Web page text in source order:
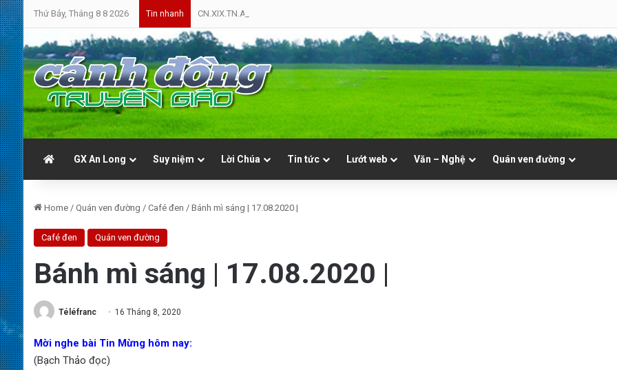
Thứ Bảy, Tháng 8 8 2026 Tin nhanh CN.XIX.TN.A | Cứ Yên Tâm | NVT
GX An Long Suy niệm Lời Chúa Tin tức Lướt web Văn – Nghệ Quán ven đường
Home / Quán ven đường / Café đen / Bánh mì sáng | 17.08.2020 |
Café đen Quán ven đường
Bánh mì sáng | 17.08.2020 |
Téléfranc 16 Tháng 8, 2020
Mời nghe bài Tin Mừng hôm nay:
(Bạch Thảo đọc)